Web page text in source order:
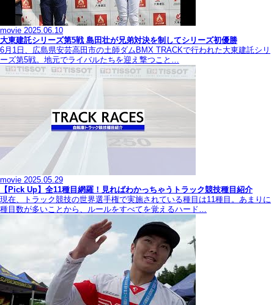
movie 2025.06.10
大東建託シリーズ第5戦 島田壮が兄弟対決を制してシリーズ初優勝
6月1日、広島県安芸高田市の土師ダムBMX TRACKで行われた大東建託シリ
ーズ第5戦。地元でライバルたちを迎え撃つこと…
movie 2025.05.29
【Pick Up】全11種目網羅！見ればわかっちゃうトラック競技種目紹介
現在、トラック競技の世界選手権で実施されている種目は11種目。あまりに
種目数が多いことから、ルールをすべてを覚えるハード…